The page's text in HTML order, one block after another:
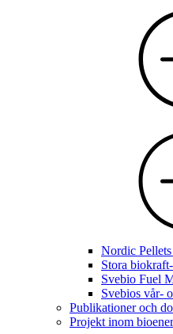
Nordic
Stora
Svebio Fuel
Svebios vår-
Publikationer och
Projekt inom